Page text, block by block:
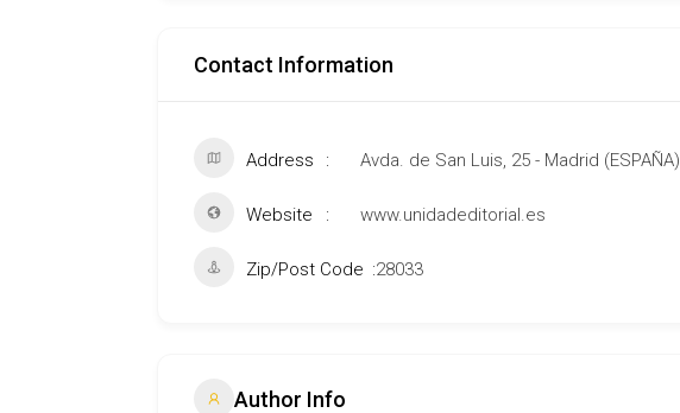
Contact Information
Address Avda. de San Luis, 25 - Madrid (ESPAÑA)
Website www.unidadeditorial.es
Zip/Post Code 28033
Author Info